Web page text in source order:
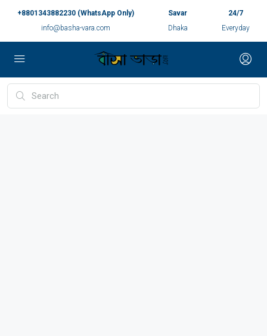
+8801343882230 (WhatsApp Only)
info@basha-vara.com
Savar
Dhaka
24/7
Everyday